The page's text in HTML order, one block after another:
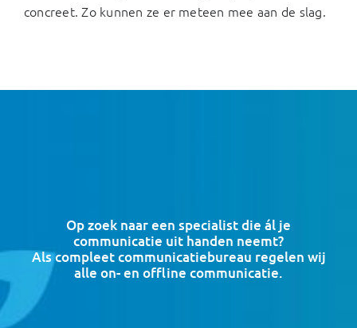
concreet. Zo kunnen ze er meteen mee aan de slag.
Op zoek naar een specialist die ál je
communicatie uit handen neemt?
Als compleet communicatie­bureau regelen wij
alle on- en offline communicatie.